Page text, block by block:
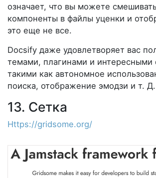
означает, что вы можете
компоненты в файлы уценки и
это еще не все.
Docsify даже удовлетворяет вас
темами, плагинами и интересными
такими как автономное
поиска, отображение эмодзи и т. Д.
13. Сетка
Https://gridsome.org/